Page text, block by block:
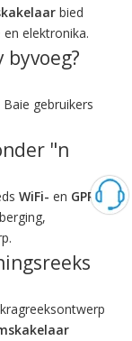
bied
elektronika.
Baie gebruikers
"n
WiFi- en GPRS